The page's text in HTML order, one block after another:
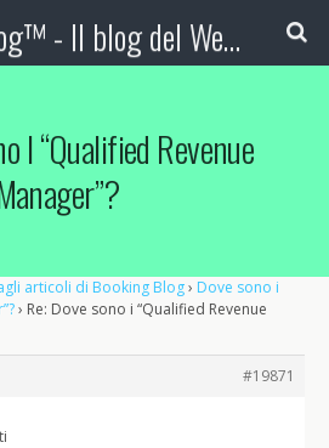
Booking Blog™ - Il blog del Web Marketing Turistico
I “Qualified Revenue
articoli di Booking Blog› Dove sono i
› Re: Dove sono i “Qualified Revenue
#19871